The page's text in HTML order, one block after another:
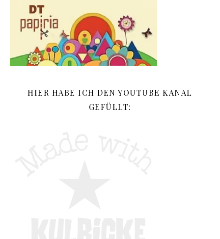
HIER HABE ICH DEN YOUTUBE KANAL
GEFÜLLT: